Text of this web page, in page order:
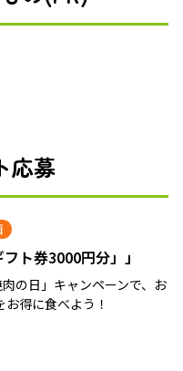
応募
フト券3000円分」」
肉の日」キャンペーンで、お
得に食べよう！